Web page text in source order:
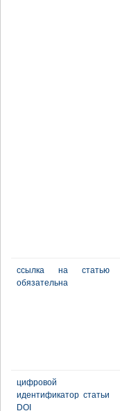
ссылка на статью
обязательна
цифровой
идентификатор статьи
DOI